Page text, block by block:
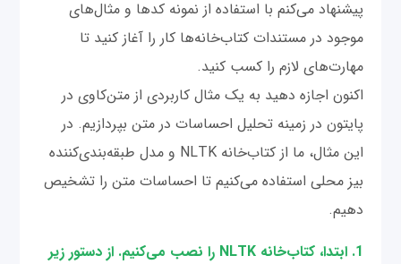
پیشنهاد می‌کنم با استفاده از نمونه کدها و مثال‌های
موجود در مستندات کتاب‌خانه‌ها کار را آغاز کنید تا
مهارت‌های لازم را کسب کنید.
اکنون اجازه دهید به یک مثال کاربردی از متن‌کاوی در
پایتون در زمینه تحلیل احساسات در متن بپردازیم. در
این مثال، ما از کتاب‌خانه NLTK و مدل طبقه‌بندی‌کننده
بیز محلی استفاده می‌کنیم تا احساسات متن را تشخیص
دهیم.
1. ابتدا، کتاب‌خانه NLTK را نصب می‌کنیم. از دستور زیر